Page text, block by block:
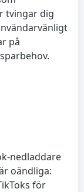
tvingar dig
på
nedladdare
oändliga:
för